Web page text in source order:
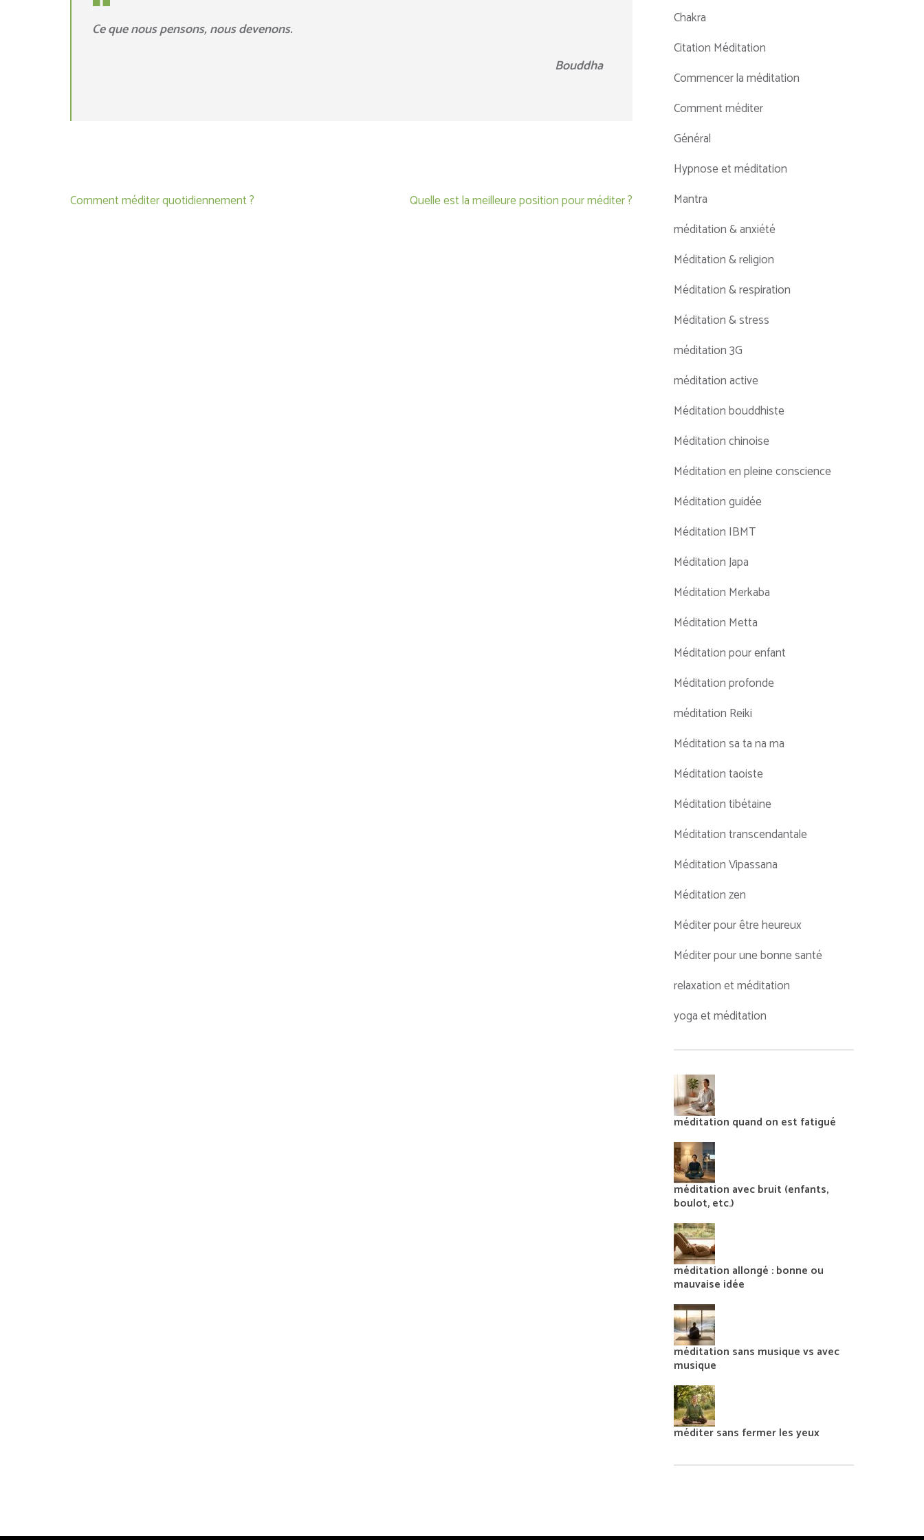
Ce que nous pensons, nous devenons.
Bouddha
Navigation
Comment méditer quotidiennement ? Quelle est la meilleure position pour méditer ?
Chakra
Citation Méditation
Commencer la méditation
Comment méditer
Général
Hypnose et méditation
Mantra
méditation & anxiété
Méditation & religion
Méditation & respiration
Méditation & stress
méditation 3G
méditation active
Méditation bouddhiste
Méditation chinoise
Méditation en pleine conscience
Méditation guidée
Méditation IBMT
Méditation Japa
Méditation Merkaba
Méditation Metta
Méditation pour enfant
Méditation profonde
méditation Reiki
Méditation sa ta na ma
Méditation taoiste
Méditation tibétaine
Méditation transcendantale
Méditation Vipassana
Méditation zen
Méditer pour être heureux
Méditer pour une bonne santé
relaxation et méditation
yoga et méditation
méditation quand on est fatigué
méditation avec bruit (enfants,
boulot, etc.)
méditation allongé : bonne ou
mauvaise idée
méditation sans musique vs avec
musique
méditer sans fermer les yeux